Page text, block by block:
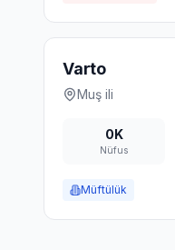
Varto
Muş ili
0K
Nüfus
Müftülük